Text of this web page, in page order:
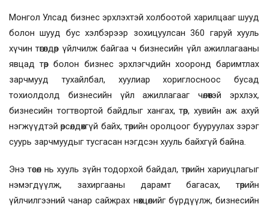
Монгол Улсад бизнес эрхлэхтэй холбоотой харилцааг шууд
болон шууд бус хэлбэрээр зохицуулсан 360 гаруй хууль
хүчин төгөлдөр үйлчилж байгаа ч бизнесийн үйл ажиллагааны
явцад төр болон бизнес эрхлэгчдийн хооронд баримтлах
зарчмууд тухайлбал, хуулиар хориглосноос бусад
тохиолдолд бизнесийн үйл ажиллагааг чөлөөтэй эрхлэх,
бизнесийн тогтвортой байдлыг хангах, төр, хувийн аж ахуй
нэгжүүдтэй өрсөлдөхгүй байх, төрийн оролцоог бууруулах зэрэг
суурь зарчмуудыг тусгасан нэгдсэн хууль байхгүй байна.
Энэ төсөл нь хууль зүйн тодорхой байдал, төрийн хариуцлагыг
нэмэгдүүлж, захиргааны дарамт багасах, төрийн
үйлчилгээний чанар сайжрах нөхцөлийг бүрдүүлж, бизнесийн